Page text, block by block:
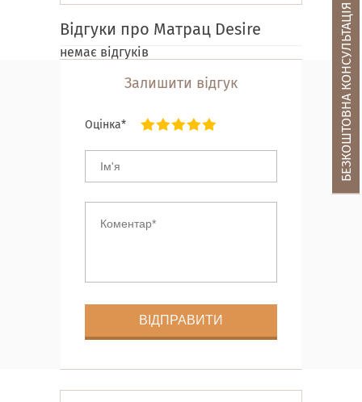
Відгуки про Матрац Desire
немає відгуків
Залишити відгук
Оцінка* БЕЗКОШТОВНА КОНСУЛЬТАЦІЯ